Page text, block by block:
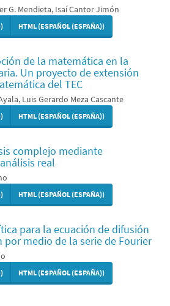
G. Mendieta, Isaí Cantor Jimón
HTML (ESPAÑOL (ESPAÑA))
de la matemática en la
Un proyecto de extensión
del TEC
Luis Gerardo Meza Cascante
HTML (ESPAÑOL (ESPAÑA))
complejo mediante
real
HTML (ESPAÑOL (ESPAÑA))
para la ecuación de difusión
por medio de la serie de Fourier
HTML (ESPAÑOL (ESPAÑA))